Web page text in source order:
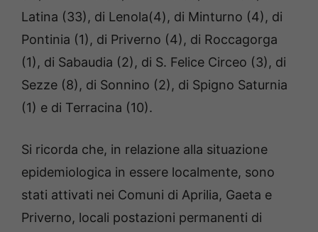
Latina (33), di Lenola(4), di Minturno (4), di
Pontinia (1), di Priverno (4), di Roccagorga
(1), di Sabaudia (2), di S. Felice Circeo (3), di
Sezze (8), di Sonnino (2), di Spigno Saturnia
(1) e di Terracina (10).
Si ricorda che, in relazione alla situazione
epidemiologica in essere localmente, sono
stati attivati nei Comuni di Aprilia, Gaeta e
Priverno, locali postazioni permanenti di